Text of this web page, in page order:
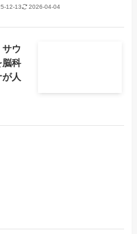
12-13 2026-04-04
サウ
脳科
人